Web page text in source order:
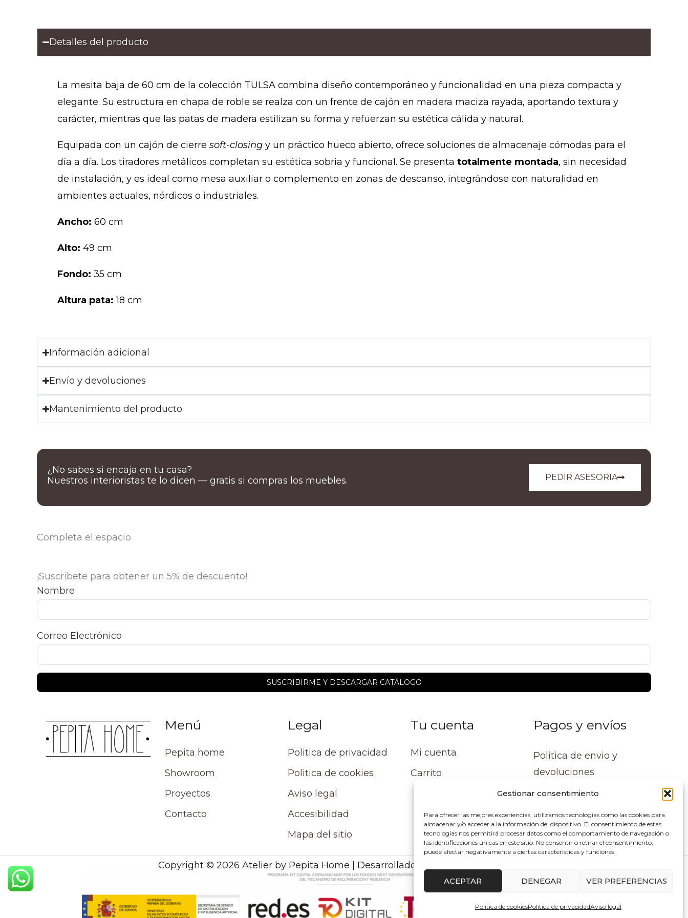
Gestionar consentimiento
Para ofrecer las mejores experiencias, utilizamos tecnologías como las cookies para
almacenar y/o acceder a la información del dispositivo. El consentimiento de estas
tecnologías nos permitirá procesar datos como el comportamiento de navegación o
las identificaciones únicas en este sitio. No consentir o retirar el consentimiento,
puede afectar negativamente a ciertas características y funciones.
ACEPTAR DENEGAR VER PREFERENCIAS
Politica de cookiesPolitica de privacidadAviso legal
Detalles del producto
La mesita baja de 60 cm de la colección TULSA combina diseño contemporáneo y funcionalidad en una pieza compacta y
elegante. Su estructura en chapa de roble se realza con un frente de cajón en madera maciza rayada, aportando textura y
carácter, mientras que las patas de madera estilizan su forma y refuerzan su estética cálida y natural.
Equipada con un cajón de cierre soft-closing y un práctico hueco abierto, ofrece soluciones de almacenaje cómodas para el
día a día. Los tiradores metálicos completan su estética sobria y funcional. Se presenta totalmente montada, sin necesidad
de instalación, y es ideal como mesa auxiliar o complemento en zonas de descanso, integrándose con naturalidad en
ambientes actuales, nórdicos o industriales.
Ancho: 60 cm
Alto: 49 cm
Fondo: 35 cm
Altura pata:18 cm
Información adicional
Envío y devoluciones
Mantenimiento del producto
PEDIR ASESORIA
¿No sabes si encaja en tu casa?
Nuestros interioristas te lo dicen — gratis si compras los muebles.
Completa el espacio
¡Suscribete para obtener un 5% de descuento!
Nombre
Correo Electrónico
Menú
Pepita home
Showroom
Proyectos
Contacto
Legal
Politica de privacidad
Politica de cookies
Aviso legal
Accesibilidad
Mapa del sitio
Tu cuenta
Mi cuenta
Carrito
Pagos y envíos
Politica de envio y
devoluciones
Copyright © 2026 Atelier by Pepita Home | Desarrollado por Alpelupe Soluciones